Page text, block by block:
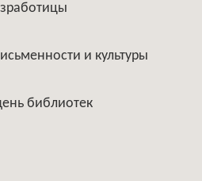
и культуры
библиотек